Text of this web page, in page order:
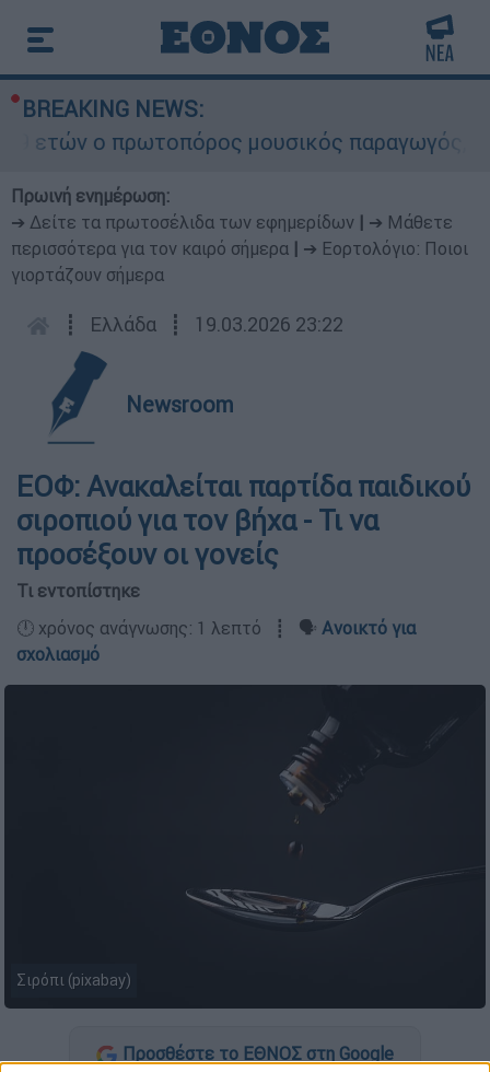
BREAKING NEWS:
ετών ο πρωτοπόρος μουσικός παραγωγός,
Πρωινή ενημέρωση:
➔ Δείτε τα πρωτοσέλιδα των εφημερίδων
➔ Μάθετε
περισσότερα για τον καιρό σήμερα
➔ Εορτολόγιο: Ποιοι
γιορτάζουν σήμερα
┋ Ελλάδα ┋ 19.03.2026 23:22
Newsroom
ΕΟΦ: Ανακαλείται παρτίδα παιδικού
σιροπιού για τον βήχα - Τι να
προσέξουν οι γονείς
Τι εντοπίστηκε
🕛 χρόνος ανάγνωσης: 1 λεπτό ┋ 🗣️ Ανοικτό για
σχολιασμό
Σιρόπι (pixabay)
Προσθέστε το ΕΘΝΟΣ στη Google